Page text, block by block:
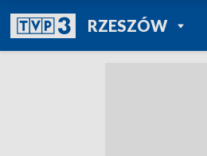
RZESZÓWPOWRÓT DO
TVP REGIONY